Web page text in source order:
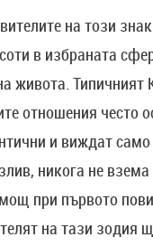
на този
в избраната
живота. Типичният
отношения често
и виждат
никога не взема
при първото
на тази зодия